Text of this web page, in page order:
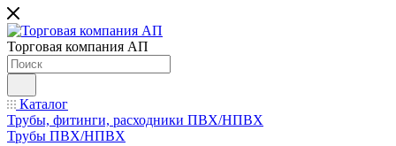
Торговая компания АП
Каталог
Трубы, фитинги, расходники ПВХ/НПВХ
Трубы ПВХ/НПВХ